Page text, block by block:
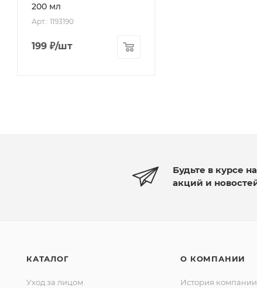
200 мл
Арт.: 1193190
199 ₽/шт
Будьте в курсе
акций и
КАТАЛОГ
Уход за лицом
О КОМПАНИИ
История компании